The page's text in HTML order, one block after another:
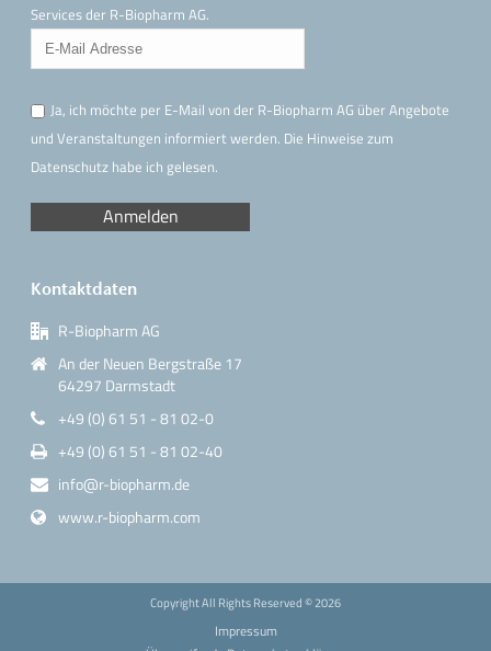
Services der R-Biopharm AG.
Ja, ich möchte per E-Mail von der R-Biopharm AG über Angebote
und Veranstaltungen informiert werden. Die Hinweisezum
Datenschutz habe ich gelesen.
Kontaktdaten
R-Biopharm AG
An der Neuen Bergstraße 17
64297 Darmstadt
+49 (0) 61 51 - 81 02-0
+49 (0) 61 51 - 81 02-40
info@r-biopharm.de
www.r-biopharm.com
Copyright All Rights Reserved ©2026
Impressum